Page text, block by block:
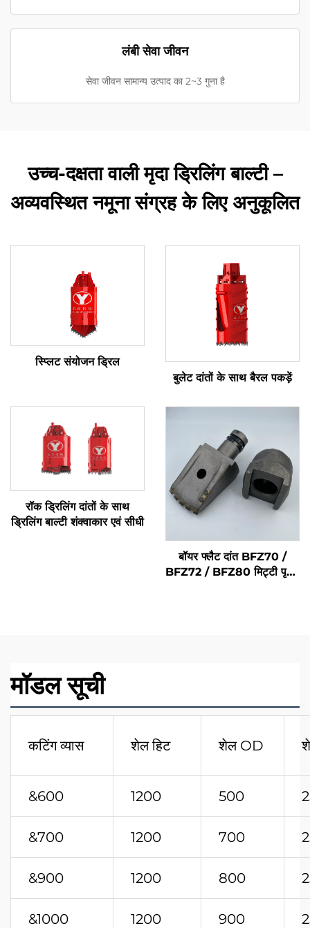
लंबी सेवा जीवन
सेवा जीवन सामान्य उत्पाद का 2~3 गुना है
उच्च-दक्षता वाली मृदा ड्रिलिंग बाल्टी –
अव्यवस्थित नमूना संग्रह के लिए अनुकूलित
स्प्लिट संयोजन ड्रिल
बुलेट दांतों के साथ बैरल पकड़ें
रॉक ड्रिलिंग दांतों के साथ
ड्रिलिंग बाल्टी शंक्वाकार एवं सीधी
बॉयर फ्लैट दांत BFZ70 /
BFZ72 / BFZ80 मिट्टी पृथ्वी
मॉडल सूची
कटिंग व्यास शेल हिट शेल OD
&600 1200 500
&700 1200 700
&900 1200 800
&1000 1200 900